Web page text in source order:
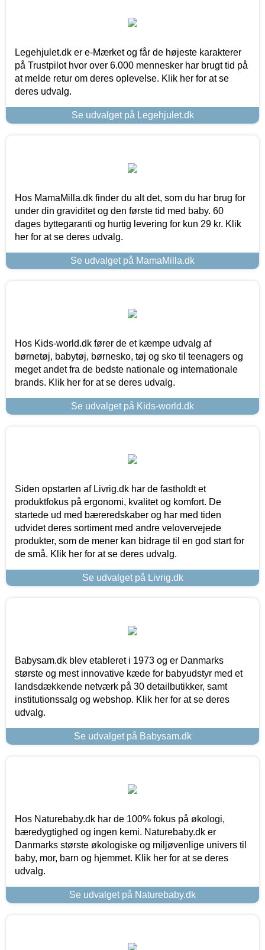
Legehjulet.dk er e-Mærket og får de højeste karakterer
på Trustpilot hvor over 6.000 mennesker har brugt tid på
at melde retur om deres oplevelse. Klik her for at se
deres udvalg.
Se udvalget på Legehjulet.dk
Hos MamaMilla.dk finder du alt det, som du har brug for
under din graviditet og den første tid med baby. 60
dages byttegaranti og hurtig levering for kun 29 kr. Klik
her for at se deres udvalg.
Se udvalget på MamaMilla.dk
Hos Kids-world.dk fører de et kæmpe udvalg af
børnetøj, babytøj, børnesko, tøj og sko til teenagers og
meget andet fra de bedste nationale og internationale
brands. Klik her for at se deres udvalg.
Se udvalget på Kids-world.dk
Siden opstarten af Livrig.dk har de fastholdt et
produktfokus på ergonomi, kvalitet og komfort. De
startede ud med bæreredskaber og har med tiden
udvidet deres sortiment med andre velovervejede
produkter, som de mener kan bidrage til en god start for
de små. Klik her for at se deres udvalg.
Se udvalget på Livrig.dk
Babysam.dk blev etableret i 1973 og er Danmarks
største og mest innovative kæde for babyudstyr med et
landsdækkende netværk på 30 detailbutikker, samt
institutionssalg og webshop. Klik her for at se deres
udvalg.
Se udvalget på Babysam.dk
Hos Naturebaby.dk har de 100% fokus på økologi,
bæredygtighed og ingen kemi. Naturebaby.dk er
Danmarks største økologiske og miljøvenlige univers til
baby, mor, barn og hjemmet. Klik her for at se deres
udvalg.
Se udvalget på Naturebaby.dk